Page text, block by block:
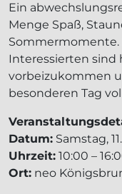
Ein
Menge Spaß,
Sommermomente.
Interessierten sind
vorbeizukommen
besonderen Tag
Datum: Samstag,
Uhrzeit: 10:00 –
Ort: neo